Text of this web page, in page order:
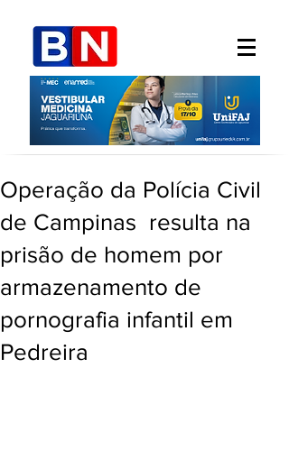
Operação da Polícia Civil
de Campinas resulta na
prisão de homem por
armazenamento de
pornografia infantil em
Pedreira